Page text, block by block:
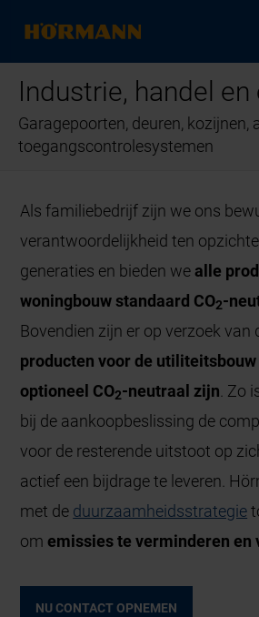
Industrie, handel en
Garagepoorten, deuren, kozijnen,
toegangscontrolesystemen
Als familiebedrijf zijn we ons
verantwoordelijkheid ten
generaties en bieden we alle
woningbouw standaard CO2-
Bovendien zijn er op verzoek van
producten voor de
optioneel CO2-neutraal zijn . Zo
bij de aankoopbeslissing de
voor de resterende uitstoot op
actief een bijdrage te leveren.
met de duurzaamheidsstrategie
om emissies te verminderen en
NU CONTACT OPNEMEN